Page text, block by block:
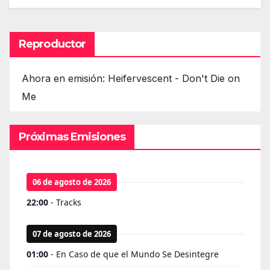
Reproductor
Ahora en emisión: Heifervescent - Don't Die on
Me
Próximas Emisiones